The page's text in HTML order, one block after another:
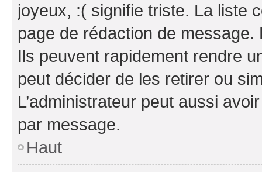
joyeux, :( signifie triste. La liste
page de rédaction de
Ils peuvent rapidement rendre
peut décider de les retirer ou
L’administrateur peut aussi
par message.
Haut